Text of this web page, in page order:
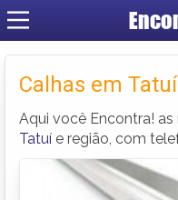
Calhas em Tatuí
Aqui você Encontra!
Tatuí e região, com